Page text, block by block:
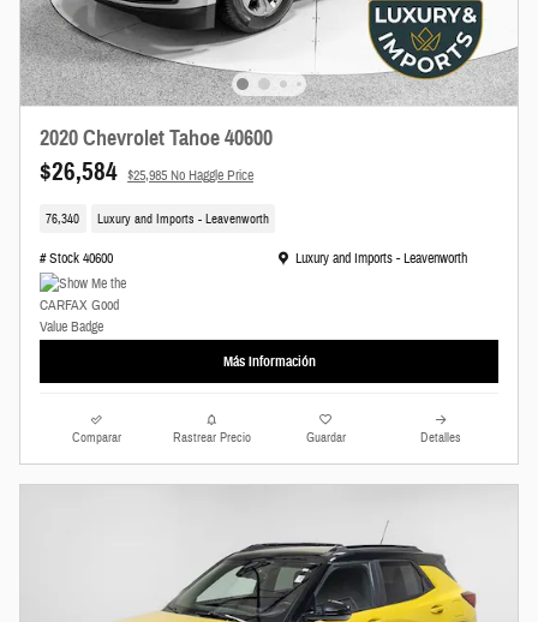
2020 Chevrolet Tahoe 40600
$26,584 $25,985 No Haggle Price
76,340 Luxury and Imports - Leavenworth
# Stock 40600 Ubicación: Luxury and Imports - Leavenworth
Luxury and Imports - Leavenworth
Más Información
Comparar Rastrear Precio Guardar Detalles